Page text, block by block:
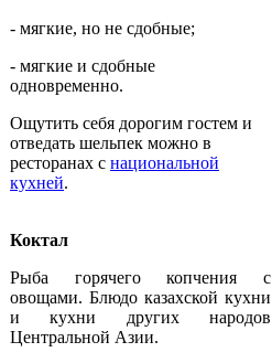
- мягкие, но не сдобные;
- мягкие и сдобные
одновременно.
Ощутить себя дорогим гостем и
отведать шельпек можно в
ресторанах с национальной
кухней.
Коктал
Рыба горячего копчения с
овощами. Блюдо казахской кухни
и кухни других народов
Центральной Азии.